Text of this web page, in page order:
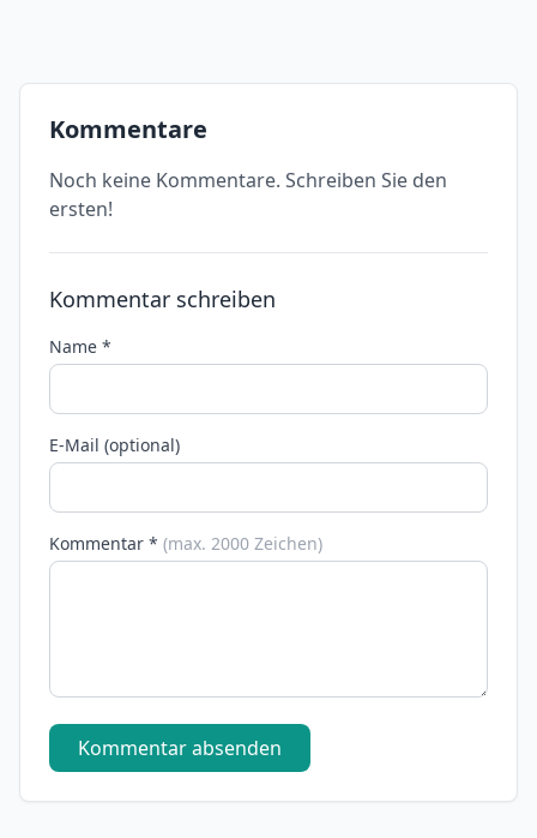
Kommentare
Noch keine Kommentare. Schreiben Sie den
ersten!
Kommentar schreiben
Name *
E-Mail (optional)
Kommentar * (max. 2000 Zeichen)
Kommentar absenden